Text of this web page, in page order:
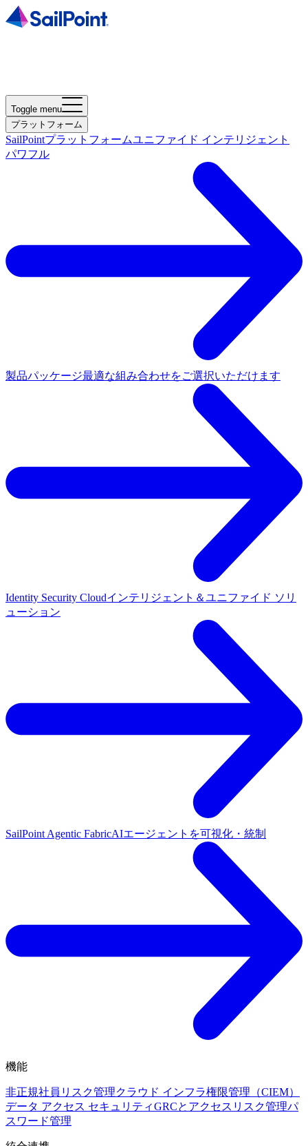
Toggle menu
プラットフォーム
SailPointプラットフォームユニファイド インテリジェント
パワフル
製品パッケージ最適な組み合わせをご選択いただけます
Identity Security Cloudインテリジェント＆ユニファイド ソリ
ューション
SailPoint Agentic FabricAIエージェントを可視化・統制
機能
非正規社員リスク管理クラウド インフラ権限管理（CIEM）
データ アクセス セキュリティGRCとアクセスリスク管理パ
スワード管理